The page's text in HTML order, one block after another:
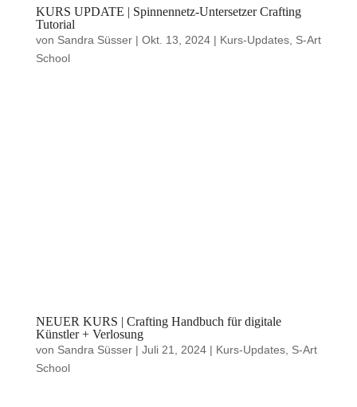
KURS UPDATE | Spinnennetz-Untersetzer Crafting
Tutorial
von Sandra Süsser| Okt. 13, 2024| Kurs-Updates, S-Art
School
NEUER KURS | Crafting Handbuch für digitale
Künstler + Verlosung
von Sandra Süsser| Juli 21, 2024| Kurs-Updates, S-Art
School